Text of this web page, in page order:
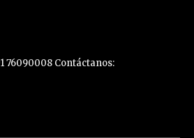
76090008 Contáctanos: